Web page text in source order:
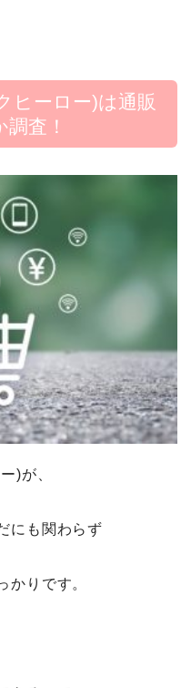
ヒーロー)は通販
査！
)が、
にも関わらず
かりです。